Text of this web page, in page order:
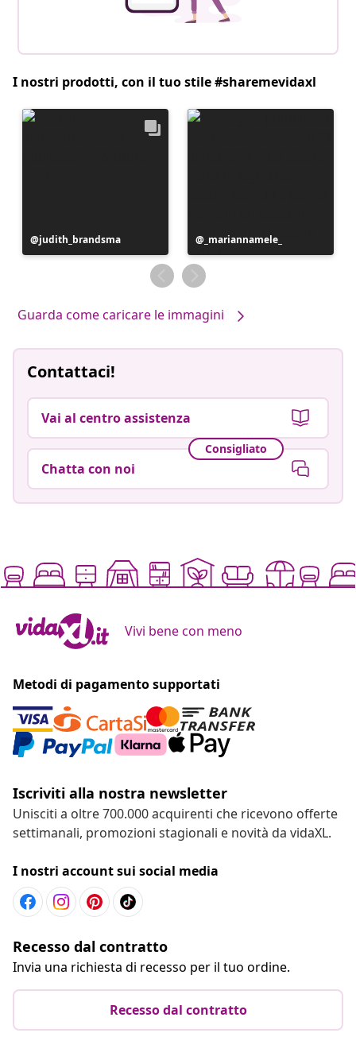
I nostri prodotti, con il tuo stile #sharemevidaxl
Post
pubblicato
judith_brandsma
Post
pubblicato
da
_mariannamele_
Guarda come caricare le immagini
Contattaci!
Vai al centro assistenza
Consigliato
Chatta con noi
Vivi bene con meno
Metodi di pagamento supportati
Iscriviti alla nostra newsletter
Unisciti a oltre 700.000 acquirenti che ricevono offerte
settimanali, promozioni stagionali e novità da vidaXL.
I nostri account sui social media
Recesso dal contratto
Invia una richiesta di recesso per il tuo ordine.
Recesso dal contratto